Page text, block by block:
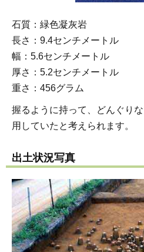
石質：緑色凝灰岩
長さ：9.4センチメートル
幅：5.6センチメートル
厚さ：5.2センチメートル
重さ：456グラム
握るように持って、どんぐり
用していたと考えられます。
出土状況写真